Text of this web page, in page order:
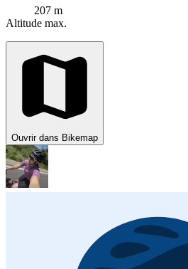
207 m
Altitude max.
Ouvrir dans Bikemap